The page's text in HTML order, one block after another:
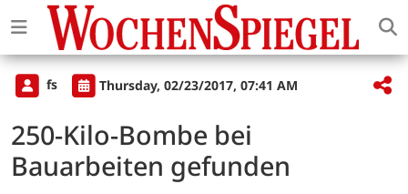
fs Thursday, 02/23/2017, 07:41 AM
250-Kilo-Bombe bei
Bauarbeiten gefunden